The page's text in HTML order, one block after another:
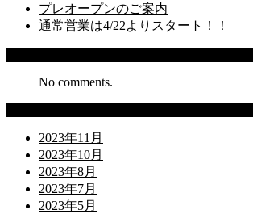
プレオープンのご案内
通常営業は4/22よりスタート！！
No comments.
2023年11月
2023年10月
2023年8月
2023年7月
2023年5月